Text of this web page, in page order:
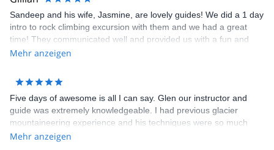
Sandeep and his wife, Jasmine, are lovely guides! We did a 1 day
intro to rock climbing excursion with them and we had a great
time! They communicated well and provided us with a fun and
safe day of climbing. They chose routes based on our experience
We have already shared their info with friends and family.
Mehr anzeigen
Five days of awesome is all I can say. Glen our instructor and
guide was extremely knowledgeable. I had previous glacier
mountaineering experience and his techniques were so much
more efficient than what I had been taught. To top it off we had a
Mehr anzeigen